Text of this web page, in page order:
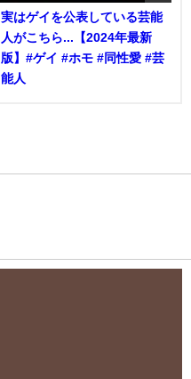
実はゲイを公表している芸能
人がこちら...【2024年最新
版】#ゲイ #ホモ #同性愛 #芸
能人